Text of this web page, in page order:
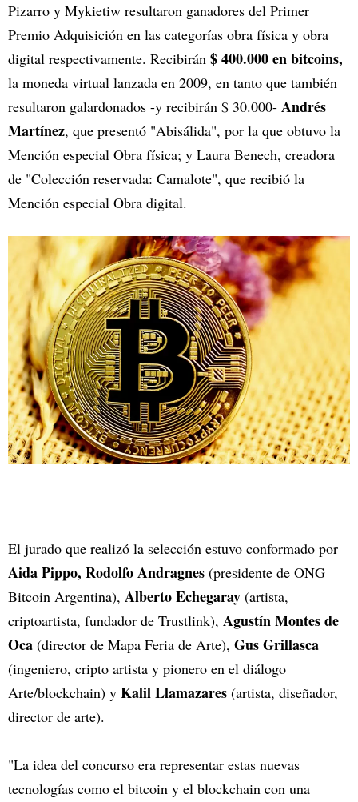
Pizarro y Mykietiw resultaron ganadores del Primer
Premio Adquisición en las categorías obra física y obra
digital respectivamente. Recibirán $ 400.000 en bitcoins,
la moneda virtual lanzada en 2009, en tanto que también
resultaron galardonados -y recibirán $ 30.000- Andrés
Martínez, que presentó "Abisálida", por la que obtuvo la
Mención especial Obra física; y Laura Benech, creadora
de "Colección reservada: Camalote", que recibió la
Mención especial Obra digital.
El jurado que realizó la selección estuvo conformado por
Aida Pippo, Rodolfo Andragnes (presidente de ONG
Bitcoin Argentina), Alberto Echegaray (artista,
criptoartista, fundador de Trustlink), Agustín Montes de
Oca (director de Mapa Feria de Arte), Gus Grillasca
(ingeniero, cripto artista y pionero en el diálogo
Arte/blockchain) y Kalil Llamazares (artista, diseñador,
director de arte).
"La idea del concurso era representar estas nuevas
tecnologías como el bitcoin y el blockchain con una